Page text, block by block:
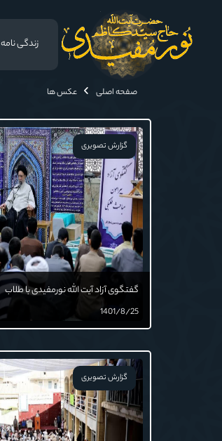
زندگی نامه
صفحه اصلی عکس ها
گزارش تصویری
گفتگوی آزاد آیت الله نورمفیدی با طلاب
1401/8/25
گزارش تصویری